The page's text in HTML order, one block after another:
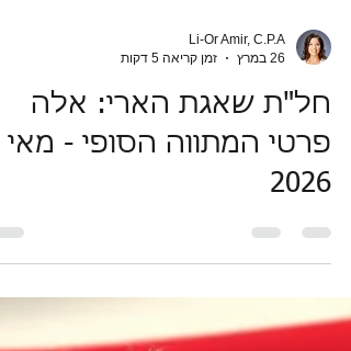
26 במרץ
זמן קריאה 5 דקות
חל"ת שאגת הארי: אלה
פרטי המתווה הסופי - מאי
2026